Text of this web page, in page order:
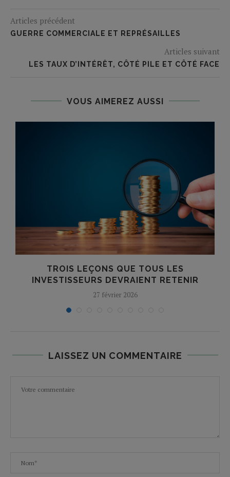
Articles précédent
GUERRE COMMERCIALE ET REPRÉSAILLES
Articles suivant
LES TAUX D’INTÉRÊT, CÔTÉ PILE ET CÔTÉ FACE
VOUS AIMEREZ AUSSI
TROIS LEÇONS QUE TOUS LES
INVESTISSEURS DEVRAIENT RETENIR
27 février 2026
LAISSEZ UN COMMENTAIRE